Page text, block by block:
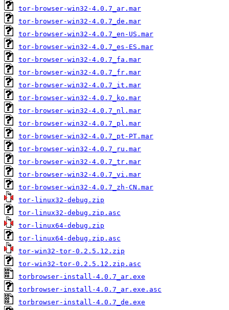
tor-browser-win32-4.0.7_ar.mar
tor-browser-win32-4.0.7_de.mar
tor-browser-win32-4.0.7_en-US.mar
tor-browser-win32-4.0.7_es-ES.mar
tor-browser-win32-4.0.7_fa.mar
tor-browser-win32-4.0.7_fr.mar
tor-browser-win32-4.0.7_it.mar
tor-browser-win32-4.0.7_ko.mar
tor-browser-win32-4.0.7_nl.mar
tor-browser-win32-4.0.7_pl.mar
tor-browser-win32-4.0.7_pt-PT.mar
tor-browser-win32-4.0.7_ru.mar
tor-browser-win32-4.0.7_tr.mar
tor-browser-win32-4.0.7_vi.mar
tor-browser-win32-4.0.7_zh-CN.mar
tor-linux32-debug.zip
tor-linux32-debug.zip.asc
tor-linux64-debug.zip
tor-linux64-debug.zip.asc
tor-win32-tor-0.2.5.12.zip
tor-win32-tor-0.2.5.12.zip.asc
torbrowser-install-4.0.7_ar.exe
torbrowser-install-4.0.7_ar.exe.asc
torbrowser-install-4.0.7_de.exe